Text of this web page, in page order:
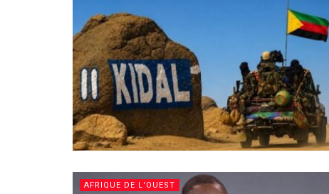
AFRIQUE DE L'OUEST